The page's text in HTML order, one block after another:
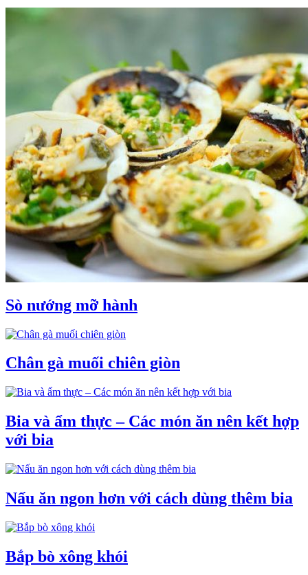
Sò nướng mỡ hành
Chân gà muối chiên giòn
Bia và ẩm thực – Các món ăn nên kết hợp
với bia
Nấu ăn ngon hơn với cách dùng thêm bia
Bắp bò xông khói